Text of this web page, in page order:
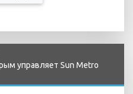
управляет Sun Metro